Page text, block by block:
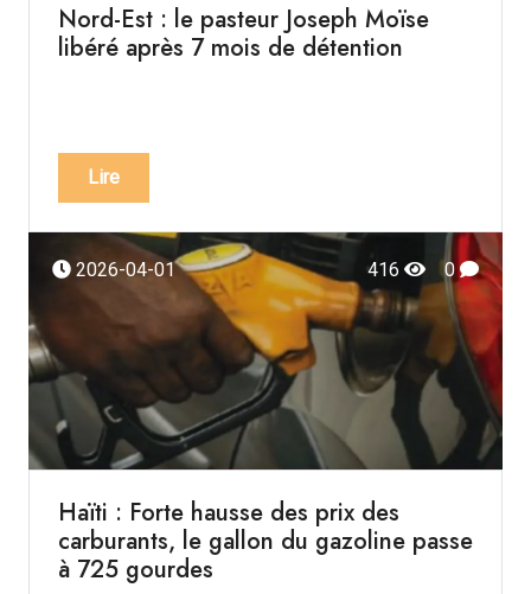
Nord-Est : le pasteur Joseph Moïse
libéré après 7 mois de détention
Lire
2026-04-01 416 0
Haïti : Forte hausse des prix des
carburants, le gallon du gazoline passe
à 725 gourdes